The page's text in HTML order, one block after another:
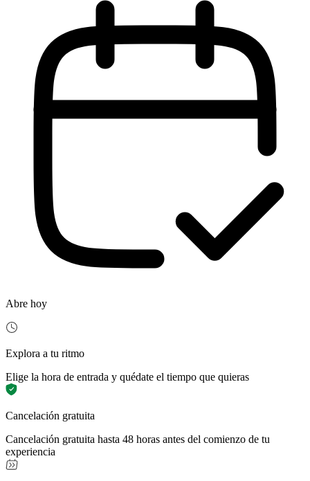
Abre hoy
Explora a tu ritmo
Elige la hora de entrada y quédate el tiempo que quieras
Cancelación gratuita
Cancelación gratuita hasta 48 horas antes del comienzo de tu
experiencia